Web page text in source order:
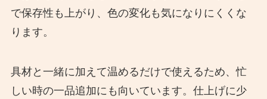
で保存性も上がり、色の変化も気になりにくくな
ります。
具材と一緒に加えて温めるだけで使えるため、忙
しい時の一品追加にも向いています。仕上げに少